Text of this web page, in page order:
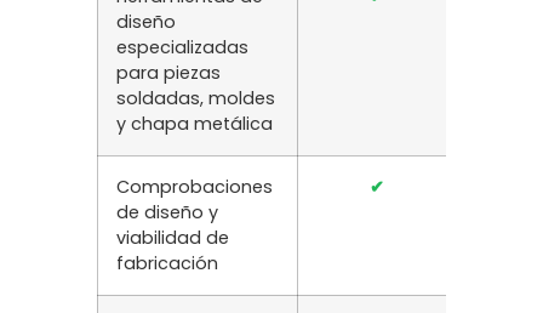
diseño
especializadas
para piezas
soldadas, moldes
y chapa metálica
Comprobaciones
de diseño y
viabilidad de
fabricación
✔